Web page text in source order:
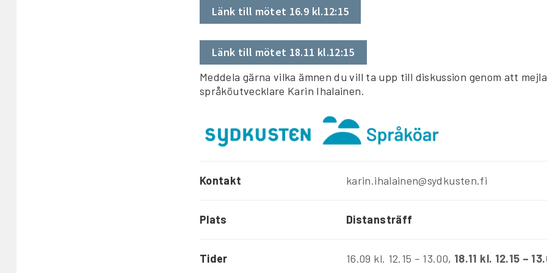
Länk till mötet 16.9 kl.12:15
Länk till mötet 18.11 kl.12:15
Meddela gärna vilka ämnen du vill ta upp till diskussion genom att mejla
språköutvecklare Karin Ihalainen.
Kontakt karin.ihalainen@sydkusten.fi
Plats Distansträff
Tider 16.09 kl. 12.15 – 13.00, 18.11 kl. 12.15 –